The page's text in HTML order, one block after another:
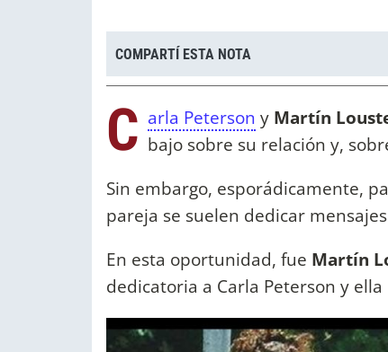
COMPARTÍ ESTA NOTA
C arla Peterson y Martín
bajo sobre su relación y,
Sin embargo, esporádicamente,
pareja se suelen dedicar
En esta oportunidad, fue Martín
dedicatoria a Carla Peterson y